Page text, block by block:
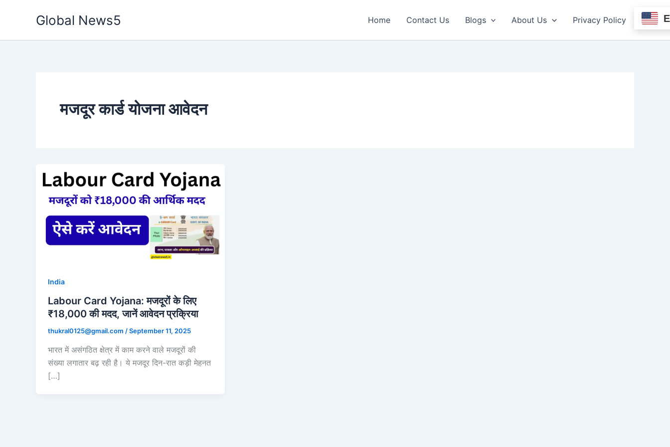
Global News5 Home Contact Us Blogs About Us Privacy Policy
मजदूर कार्ड योजना आवेदन
India
Labour Card Yojana: मजदूरों के लिए
₹18,000 की मदद, जानें आवेदन प्रक्रिया
thukral0125@gmail.com /September 11, 2025
भारत में असंगठित क्षेत्र में काम करने वाले मजदूरों की
संख्या लगातार बढ़ रही है। ये मजदूर दिन-रात कड़ी मेहनत
[…]